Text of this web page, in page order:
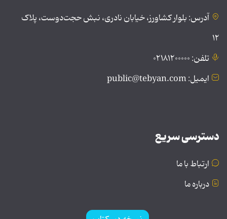
آدرس: بلوار کشاورز، خیابان نادری، نبش حجت‌دوست، پلاک
۱۲
تلفن: ۰۲۱۸۱۲۰۰۰۰۰
ایمیل: public@tebyan.com
دسترسی سریع
ارتباط با ما
درباره ما